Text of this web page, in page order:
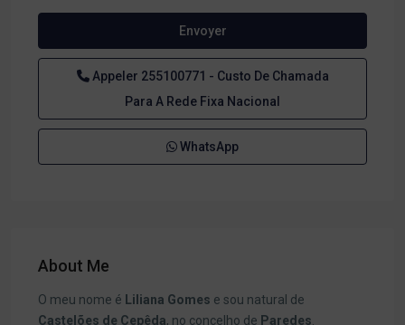
Envoyer
Appeler 255100771 - Custo De Chamada
Para A Rede Fixa Nacional
WhatsApp
About Me
O meu nome é Liliana Gomes e sou natural de
Castelões de Cepêda, no concelho de Paredes